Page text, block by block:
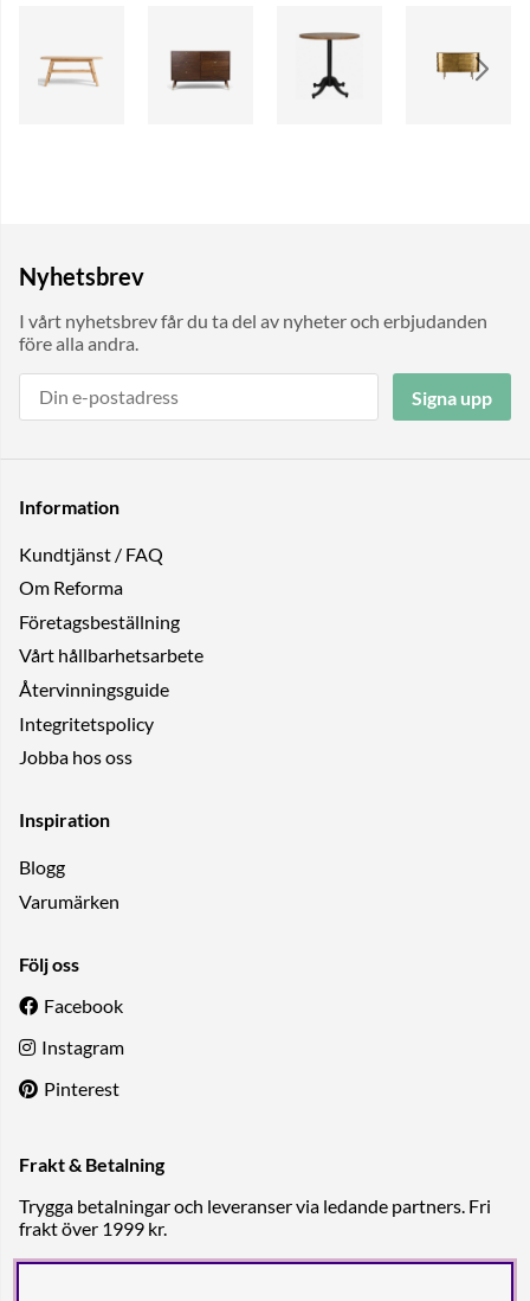
Nyhetsbrev
I vårt nyhetsbrev får du ta del av nyheter och erbjudanden
före alla andra.
Signa upp
Information
Kundtjänst / FAQ
Om Reforma
Företagsbeställning
Vårt hållbarhetsarbete
Återvinningsguide
Integritetspolicy
Jobba hos oss
Inspiration
Blogg
Varumärken
Följ oss
Facebook
Instagram
Pinterest
Frakt & Betalning
Trygga betalningar och leveranser via ledande partners. Fri
frakt över 1999 kr.